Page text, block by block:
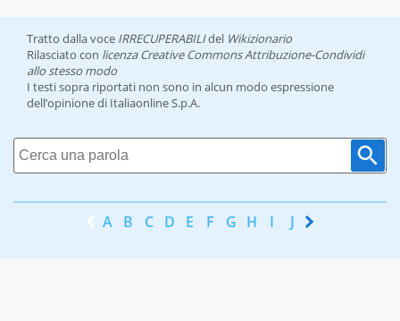
Tratto dalla voce IRRECUPERABILIdel Wikizionario
Rilasciato con licenza Creative Commons Attribuzione-Condividi
allo stesso modo
I testi sopra riportati non sono in alcun modo espressione
dell’opinione di Italiaonline S.p.A.
A B C D E F G H I J K